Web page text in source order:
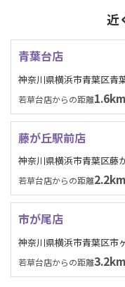
近
青葉台店
神奈川県横浜市青葉区青
若草台店からの距離1.6km
藤が丘駅前店
神奈川県横浜市青葉区藤
若草台店からの距離2.2km
市が尾店
神奈川県横浜市青葉区市
若草台店からの距離3.2km